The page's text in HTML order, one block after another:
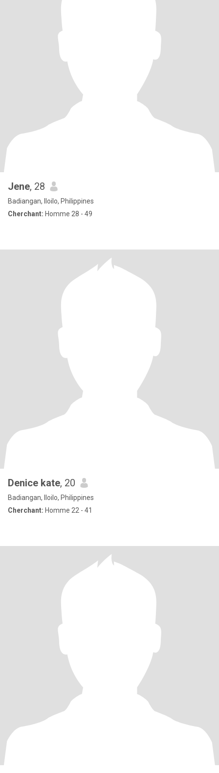
Jene, 28
Badiangan, Iloilo, Philippines
Cherchant: Homme 28 - 49
Denice kate, 20
Badiangan, Iloilo, Philippines
Cherchant: Homme 22 - 41